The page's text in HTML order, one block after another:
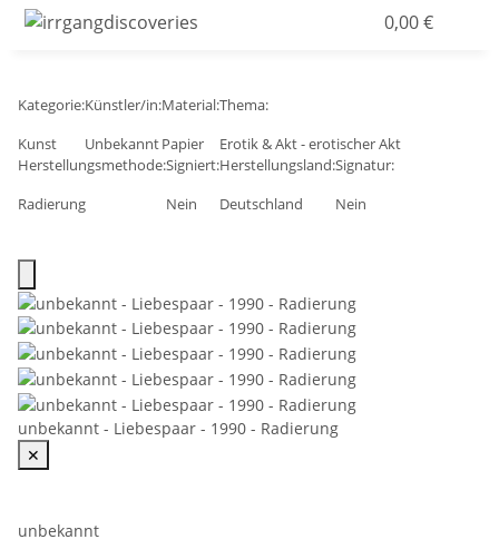
0,00 €
Kategorie:
Kunst
Künstler/in:
Unbekannt
Material:
Papier
Thema:
Erotik & Akt - erotischer Akt
Herstellungsmethode:
Radierung
Signiert:
Nein
Herstellungsland:
Deutschland
Signatur:
Nein
unbekannt - Liebespaar - 1990 - Radierung
✕
unbekannt